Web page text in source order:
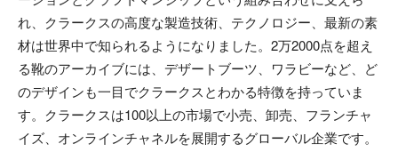
れ、クラークスの高度な製造技術、テクノロジー、最新の素
材は世界中で知られるようになりました。2万2000点を超え
る靴のアーカイブには、デザートブーツ、ワラビーなど、ど
のデザインも一目でクラークスとわかる特徴を持っていま
す。クラークスは100以上の市場で小売、卸売、フランチャ
イズ、オンラインチャネルを展開するグローバル企業です。